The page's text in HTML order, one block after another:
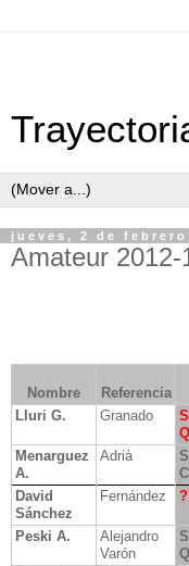
jueves, 2 de febrero
Amateur 2012-
Nombre Referencia
Lluri G.
Granado
Menarguez
A.
Adrià
David
Sánchez
Fernández
Peski A.
Alejandro
Varón